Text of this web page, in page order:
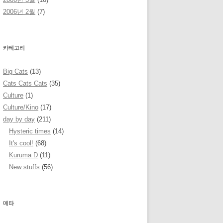
2006년 2월 (7)
카테고리
Big Cats (13)
Cats Cats Cats (35)
Culture (1)
Culture/Kino (17)
day by day (211)
Hysteric times (14)
It's cool! (68)
Kuruma D (11)
New stuffs (56)
메타